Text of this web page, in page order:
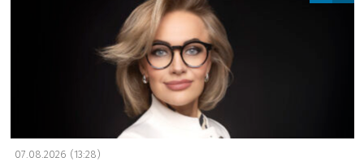
07.08.2026 (13:28)